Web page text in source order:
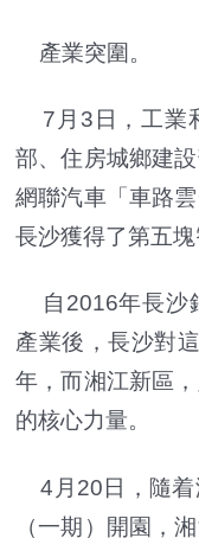
產業突圍。
7月3日，工業
部、住房城鄉建
網聯汽車「車路
長沙獲得了第五塊
自2016年長沙
產業後，長沙對
年，而湘江新區
的核心力量。
4月20日，隨着
（一期）開園，